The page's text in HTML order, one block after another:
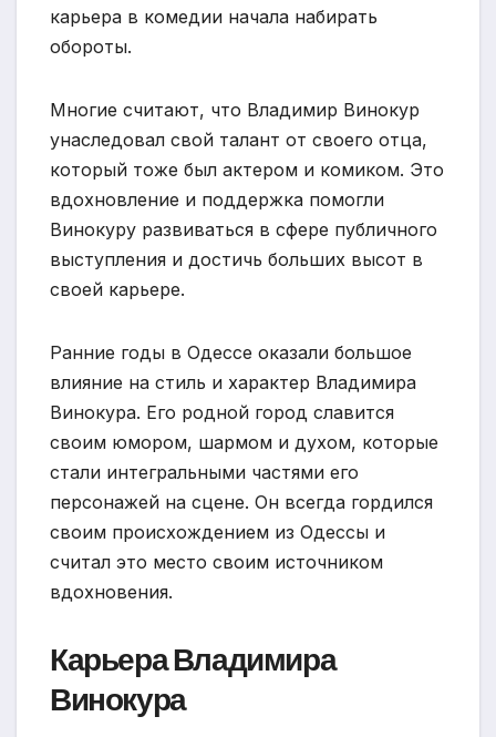
карьера в комедии начала набирать
обороты.
Многие считают, что Владимир Винокур
унаследовал свой талант от своего отца,
который тоже был актером и комиком. Это
вдохновление и поддержка помогли
Винокуру развиваться в сфере публичного
выступления и достичь больших высот в
своей карьере.
Ранние годы в Одессе оказали большое
влияние на стиль и характер Владимира
Винокура. Его родной город славится
своим юмором, шармом и духом, которые
стали интегральными частями его
персонажей на сцене. Он всегда гордился
своим происхождением из Одессы и
считал это место своим источником
вдохновения.
Карьера Владимира
Винокура